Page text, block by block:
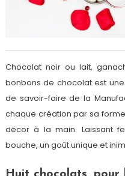
Chocolat noir ou lait,
bonbons de chocolat est
de savoir-faire de la
chaque création par sa
décor à la main. Laissant
bouche, un goût unique et